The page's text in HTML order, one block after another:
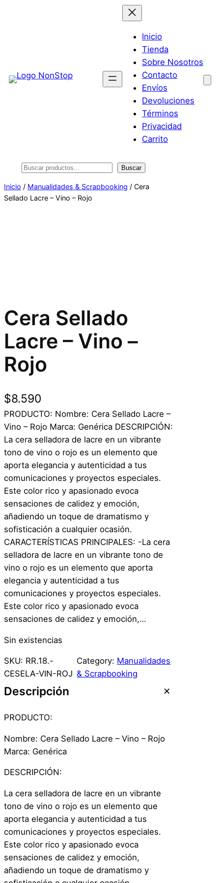
Inicio
Tienda
Sobre Nosotros
Contacto
Envíos
Devoluciones
Términos
Privacidad
Carrito
Buscar Buscar
Inicio / Manualidades & Scrapbooking / Cera
Sellado Lacre – Vino – Rojo
Cera Sellado
Lacre – Vino –
Rojo
$8.590
PRODUCTO: Nombre: Cera Sellado Lacre –
Vino – Rojo Marca: Genérica DESCRIPCIÓN:
La cera selladora de lacre en un vibrante
tono de vino o rojo es un elemento que
aporta elegancia y autenticidad a tus
comunicaciones y proyectos especiales.
Este color rico y apasionado evoca
sensaciones de calidez y emoción,
añadiendo un toque de dramatismo y
sofisticación a cualquier ocasión.
CARACTERÍSTICAS PRINCIPALES: -La cera
selladora de lacre en un vibrante tono de
vino o rojo es un elemento que aporta
elegancia y autenticidad a tus
comunicaciones y proyectos especiales.
Este color rico y apasionado evoca
sensaciones de calidez y emoción,…
Sin existencias
SKU: RR.18.-
CESELA-VIN-ROJ
Category: Manualidades
& Scrapbooking
Descripción
PRODUCTO:
Nombre: Cera Sellado Lacre – Vino – Rojo
Marca: Genérica
DESCRIPCIÓN:
La cera selladora de lacre en un vibrante
tono de vino o rojo es un elemento que
aporta elegancia y autenticidad a tus
comunicaciones y proyectos especiales.
Este color rico y apasionado evoca
sensaciones de calidez y emoción,
añadiendo un toque de dramatismo y